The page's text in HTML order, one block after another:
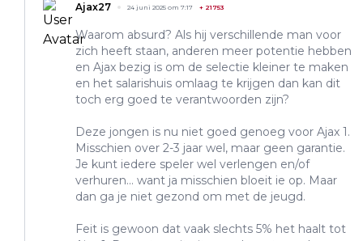
Ajax27 24 juni 2025 om 7:17 + 21753
Waarom absurd? Als hij verschillende man voor
zich heeft staan, anderen meer potentie hebben
en Ajax bezig is om de selectie kleiner te maken
en het salarishuis omlaag te krijgen dan kan dit
toch erg goed te verantwoorden zijn?
Deze jongen is nu niet goed genoeg voor Ajax 1.
Misschien over 2-3 jaar wel, maar geen garantie.
Je kunt iedere speler wel verlengen en/of
verhuren... want ja misschien bloeit ie op. Maar
dan ga je niet gezond om met de jeugd.
Feit is gewoon dat vaak slechts 5% het haalt tot